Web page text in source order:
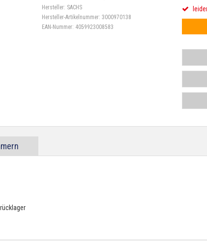
Hersteller: SACHS
Hersteller-Artikelnummer:3000970138
EAN-Nummer: 4059923008583